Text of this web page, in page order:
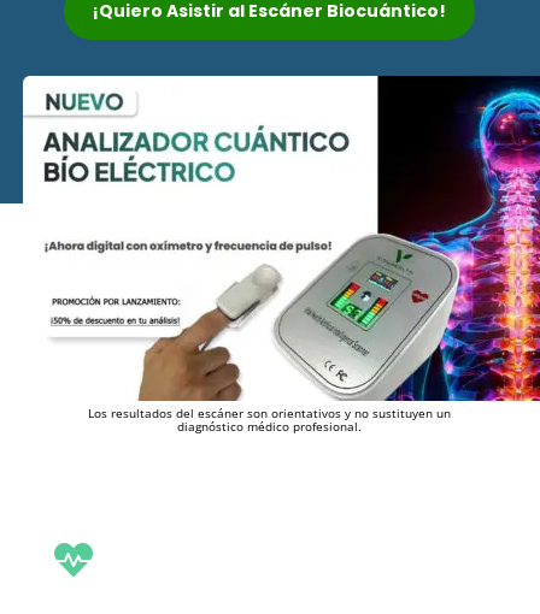
¡Quiero Asistir al Escáner Biocuántico!
Los resultados del escáner son orientativos y no sustituyen un
diagnóstico médico profesional.
